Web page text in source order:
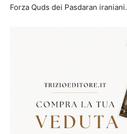
Forza Quds dei Pasdaran iraniani.